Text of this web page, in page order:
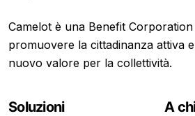
Camelot è una Benefit
promuovere la cittadinanza attiva
nuovo valore per la collettività.
Soluzioni A